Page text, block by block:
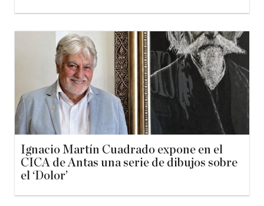
Ignacio Martín Cuadrado expone en el
CICA de Antas una serie de dibujos sobre
el ‘Dolor’